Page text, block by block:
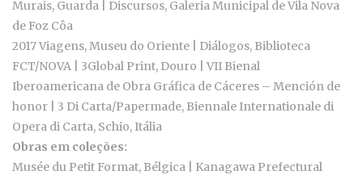
Murais, Guarda | Discursos, Galeria Municipal de Vila Nova
de Foz Côa
2017 Viagens, Museu do Oriente | Diálogos, Biblioteca
FCT/NOVA | 3Global Print, Douro | VII Bienal
Iberoamericana de Obra Gráfica de Cáceres – Mención de
honor | 3 Di Carta/Papermade, Biennale Internationale di
Opera di Carta, Schio, Itália
Obras em coleções:
Musée du Petit Format, Bélgica | Kanagawa Prefectural